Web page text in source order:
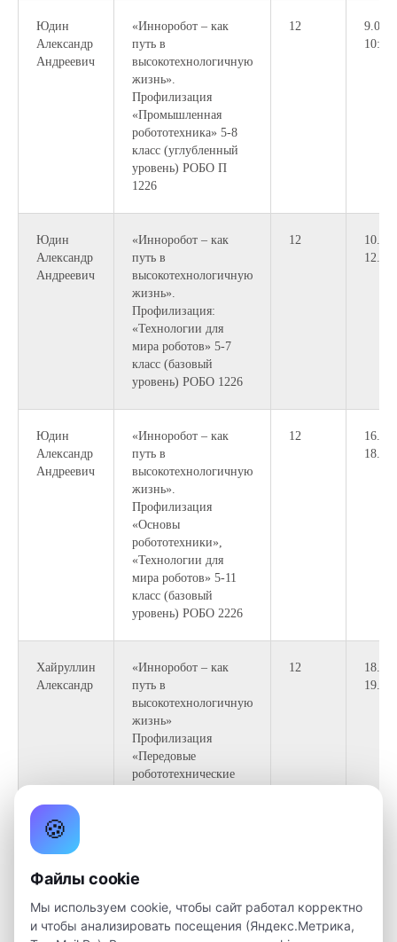
Юдин
Александр
Андреевич
«Инноробот – как
путь в
высокотехнологичную
жизнь».
Профилизация
«Промышленная
робототехника» 5-8
класс (углубленный
уровень) РОБО П
1226
12
9.00-
10:40
Юдин
Александр
Андреевич
«Инноробот – как
путь в
высокотехнологичную
жизнь».
Профилизация:
«Технологии для
мира роботов» 5-7
класс (базовый
уровень) РОБО 1226
12
10.50-
12.30
Юдин
Александр
Андреевич
«Инноробот – как
путь в
высокотехнологичную
жизнь».
Профилизация
«Основы
робототехники»,
«Технологии для
мира роботов» 5-11
класс (базовый
уровень) РОБО 2226
12
16.20-
18.00
Хайруллин
Александр
«Инноробот – как
путь в
высокотехнологичную
жизнь»
Профилизация
«Передовые
робототехнические
12
18.10-
19.50
🍪
Файлы cookie
Мы используем cookie, чтобы сайт работал корректно
и чтобы анализировать посещения (Яндекс.Метрика,